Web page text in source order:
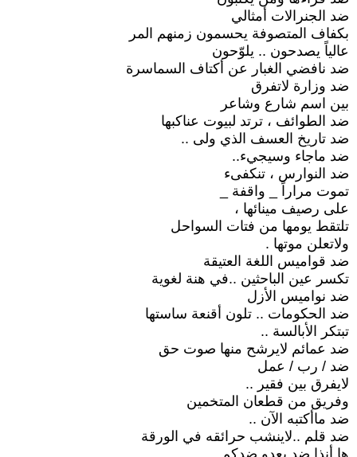
ضد الجنرالات أمثالي
بكفاف المتصوفة يحسمون زمنهم المر
عالياً يصدحون .. يلوّحون
ضد نافضي الغبار عن أكتاف السماسرة
ضد وزارة لاتفرق
بين اسم شارع وشاعر
ضد الطوائف ، ترتد لبيوت عناكبها
ضد تاريخ العسف الذي ولى ..
ضد ماجاء وسيجيء..
ضد النوارس ، تنكفىء
تموت مراراً _ واقفة _
على رصيف مينائها ،
تلتقط يومها من فتات السواحل
ولاتعلن موتها .
ضد قواميس اللغة العتيقة
تكسر عين الباحثين ..في هنة لغوية
ضد نواميس الأزل
ضد الحكومات .. تلون أقنعة ساستها
تبتكر الأبالسة ..
ضد عمائم لايرشح منها صوت حق
ضد / رب / عمل
لايفرق بين فقير ..
وفريق من قطعان المتخمين
ضد ماأكتبه الآن ..
ضد قلم ..لاينشب حرائقه في الورقة